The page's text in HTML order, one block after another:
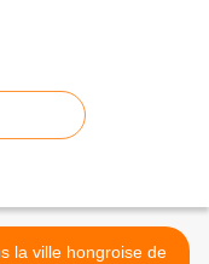
la ville hongroise de